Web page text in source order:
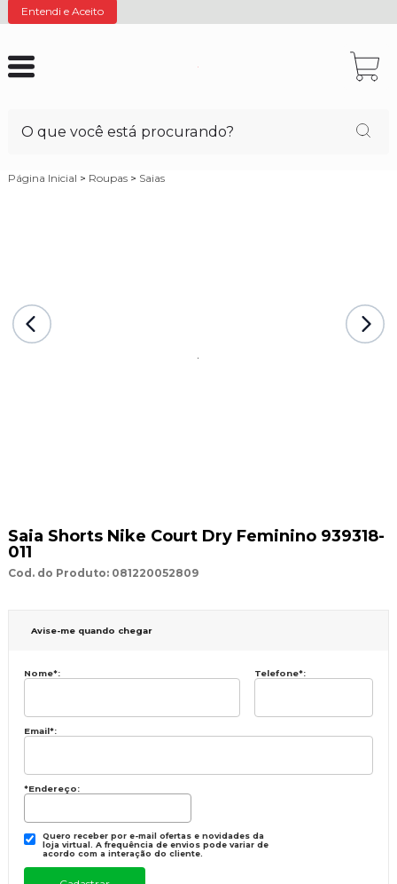
Entendi e Aceito
Página Inicial > Roupas > Saias
Saia Shorts Nike Court Dry Feminino 939318-
011
Cod. do Produto: 081220052809
Avise-me quando chegar
Nome*: Telefone*:
Email*:
*Endereço:
Quero receber por e-mail ofertas e novidades da
loja virtual. A frequência de envios pode variar de
acordo com a interação do cliente.